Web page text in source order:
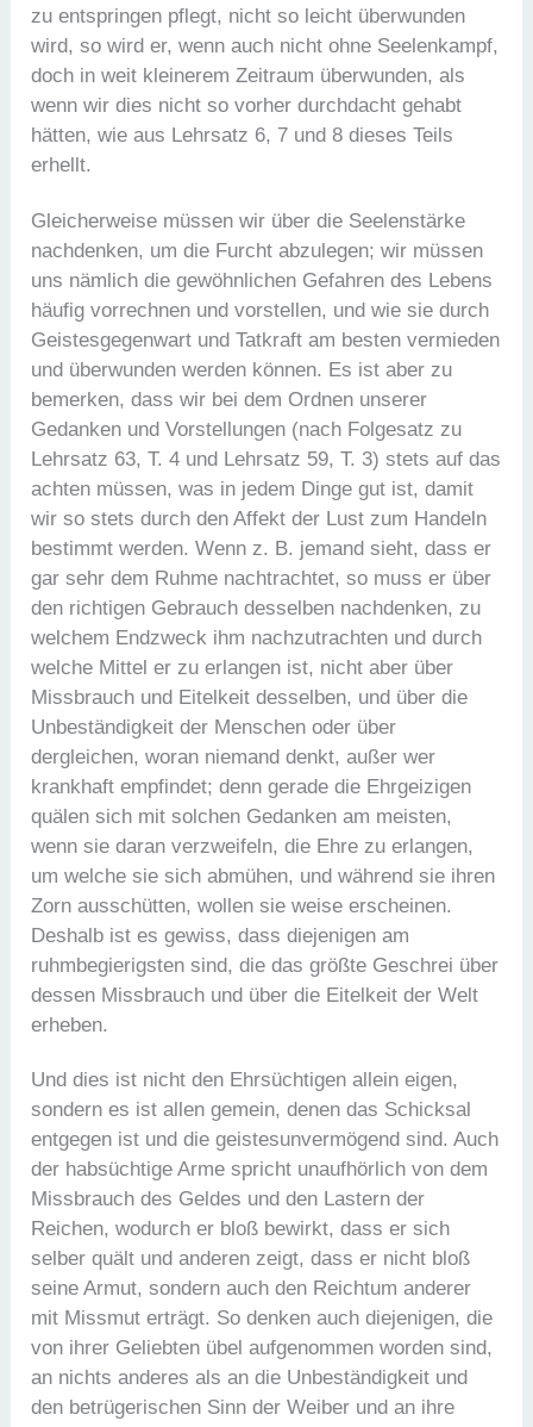
zu entspringen pflegt, nicht so leicht überwunden
wird, so wird er, wenn auch nicht ohne Seelenkampf,
doch in weit kleinerem Zeitraum überwunden, als
wenn wir dies nicht so vorher durchdacht gehabt
hätten, wie aus Lehrsatz 6, 7 und 8 dieses Teils
erhellt.
Gleicherweise müssen wir über die Seelenstärke
nachdenken, um die Furcht abzulegen; wir müssen
uns nämlich die gewöhnlichen Gefahren des Lebens
häufig vorrechnen und vorstellen, und wie sie durch
Geistesgegenwart und Tatkraft am besten vermieden
und überwunden werden können. Es ist aber zu
bemerken, dass wir bei dem Ordnen unserer
Gedanken und Vorstellungen (nach Folgesatz zu
Lehrsatz 63, T. 4 und Lehrsatz 59, T. 3) stets auf das
achten müssen, was in jedem Dinge gut ist, damit
wir so stets durch den Affekt der Lust zum Handeln
bestimmt werden. Wenn z. B. jemand sieht, dass er
gar sehr dem Ruhme nachtrachtet, so muss er über
den richtigen Gebrauch desselben nachdenken, zu
welchem Endzweck ihm nachzutrachten und durch
welche Mittel er zu erlangen ist, nicht aber über
Missbrauch und Eitelkeit desselben, und über die
Unbeständigkeit der Menschen oder über
dergleichen, woran niemand denkt, außer wer
krankhaft empfindet; denn gerade die Ehrgeizigen
quälen sich mit solchen Gedanken am meisten,
wenn sie daran verzweifeln, die Ehre zu erlangen,
um welche sie sich abmühen, und während sie ihren
Zorn ausschütten, wollen sie weise erscheinen.
Deshalb ist es gewiss, dass diejenigen am
ruhmbegierigsten sind, die das größte Geschrei über
dessen Missbrauch und über die Eitelkeit der Welt
erheben.
Und dies ist nicht den Ehrsüchtigen allein eigen,
sondern es ist allen gemein, denen das Schicksal
entgegen ist und die geistesunvermögend sind. Auch
der habsüchtige Arme spricht unaufhörlich von dem
Missbrauch des Geldes und den Lastern der
Reichen, wodurch er bloß bewirkt, dass er sich
selber quält und anderen zeigt, dass er nicht bloß
seine Armut, sondern auch den Reichtum anderer
mit Missmut erträgt. So denken auch diejenigen, die
von ihrer Geliebten übel aufgenommen worden sind,
an nichts anderes als an die Unbeständigkeit und
den betrügerischen Sinn der Weiber und an ihre